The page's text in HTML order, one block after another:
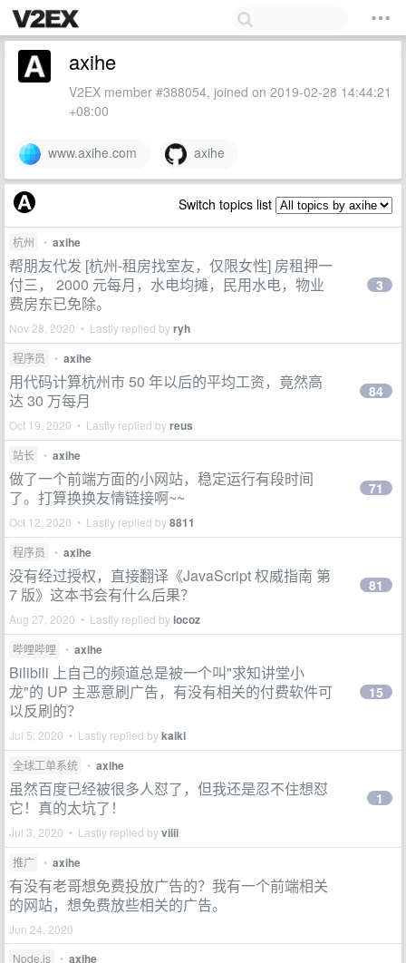
axihe
V2EX member #388054, joined on 2019-02-28 14:44:21
+08:00
www.axihe.com axihe
Switch topics list
杭州 • axihe
帮朋友代发 [杭州-租房找室友，仅限女性] 房租押一
付三， 2000 元每月，水电均摊，民用水电，物业
费房东已免除。
Nov 28, 2020 • Lastly replied byryh
3
程序员 • axihe
用代码计算杭州市 50 年以后的平均工资，竟然高
达 30 万每月
Oct 19, 2020 • Lastly replied byreus
84
站长 • axihe
做了一个前端方面的小网站，稳定运行有段时间
了。打算换换友情链接啊~~
Oct 12, 2020 • Lastly replied by8811
71
程序员 • axihe
没有经过授权，直接翻译《JavaScript 权威指南 第
7 版》这本书会有什么后果？
Aug 27, 2020 • Lastly replied bylocoz
81
哔哩哔哩 • axihe
Bilibili 上自己的频道总是被一个叫"求知讲堂小
龙"的 UP 主恶意刷广告，有没有相关的付费软件可
以反刷的？
Jul 5, 2020 • Lastly replied bykaiki
15
全球工单系统 • axihe
虽然百度已经被很多人怼了，但我还是忍不住想怼
它！真的太坑了！
Jul 3, 2020 • Lastly replied byviiii
1
推广 • axihe
有没有老哥想免费投放广告的？我有一个前端相关
的网站，想免费放些相关的广告。
Jun 24, 2020
Node.js
• axihe